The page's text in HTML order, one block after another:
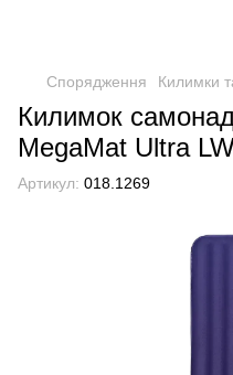
Спорядження Килимки
Килимок
MegaMat Ultra
Артикул: 018.1269